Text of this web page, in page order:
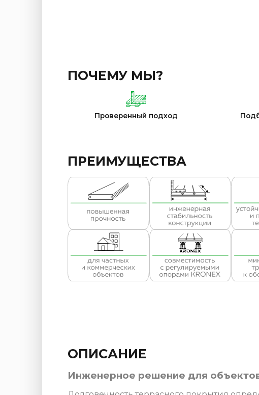
ПОЧЕМУ МЫ?
Проверенный подход
ПРЕИМУЩЕСТВА
ОПИСАНИЕ
Инженерное решение для